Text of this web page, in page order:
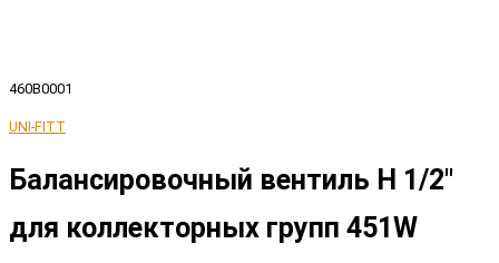
460B0001
UNI-FITT
Балансировочный вентиль Н 1/2"
для коллекторных групп 451W